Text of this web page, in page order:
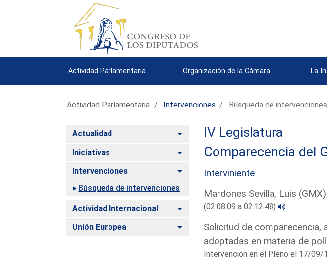
Actividad Parlamentaria Organización de la Cámara La
Actividad Parlamentaria Intervenciones Búsqueda de intervenciones
Actualidad Alternar
Iniciativas Alternar
Intervenciones
Alternar
Búsqueda de intervenciones
Actividad Internacional Alternar
Unión Europea Alternar
IV Legislatura
Comparecencia del
Interviniente
Mardones Sevilla, Luis (GMX)
(02:08:09 a 02:12:48)
Solicitud de comparecencia,
adoptadas en materia de
Intervención en el Pleno el 17/09/